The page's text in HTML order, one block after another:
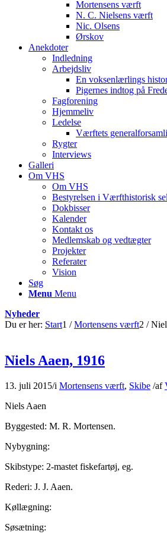
Mortensens værft
N. C. Nielsens værft
Nic. Olsens
Ørskov
Anekdoter
Indledning
Arbejdsliv
En voksenlærlings
Pigernes indtog på
Fagforening
Hjemmeliv
Ledelse
Værftets
Rygter
Interviews
Galleri
Om VHS
Om VHS
Bestyrelsen i Værfthistorisk
Dokbisser
Kalender
Kontakt os
Medlemskab og vedtægter
Projekter
Referater
Vision
Søg
Menu Menu
Nyheder
Du er her: Start1 / Mortensens værft2 /
Niels Aaen, 1916
13. juli 2015/i Mortensens værft, Skibe /af
Niels Aaen
Byggested: M. R. Mortensen.
Nybygning:
Skibstype: 2-mastet fiskefartøj, eg.
Rederi: J. J. Aaen.
Køllægning:
Søsætning: